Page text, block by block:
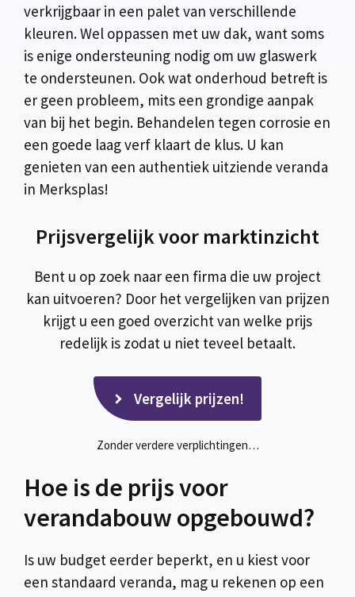
verkrijgbaar in een palet van verschillende
kleuren. Wel oppassen met uw dak, want soms
is enige ondersteuning nodig om uw glaswerk
te ondersteunen. Ook wat onderhoud betreft is
er geen probleem, mits een grondige aanpak
van bij het begin. Behandelen tegen corrosie en
een goede laag verf klaart de klus. U kan
genieten van een authentiek uitziende veranda
in Merksplas!
Prijsvergelijk voor marktinzicht
Bent u op zoek naar een firma die uw project
kan uitvoeren? Door het vergelijken van prijzen
krijgt u een goed overzicht van welke prijs
redelijk is zodat u niet teveel betaalt.
Vergelijk prijzen!
Zonder verdere verplichtingen…
Hoe is de prijs voor
verandabouw opgebouwd?
Is uw budget eerder beperkt, en u kiest voor
een standaard veranda, mag u rekenen op een